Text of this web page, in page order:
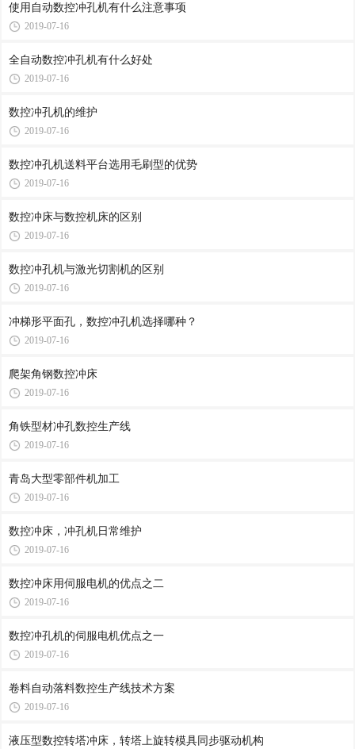
使用自动数控冲孔机有什么注意事项
2019-07-16
全自动数控冲孔机有什么好处
2019-07-16
数控冲孔机的维护
2019-07-16
数控冲孔机送料平台选用毛刷型的优势
2019-07-16
数控冲床与数控机床的区别
2019-07-16
数控冲孔机与激光切割机的区别
2019-07-16
冲梯形平面孔，数控冲孔机选择哪种？
2019-07-16
爬架角钢数控冲床
2019-07-16
角铁型材冲孔数控生产线
2019-07-16
青岛大型零部件机加工
2019-07-16
数控冲床，冲孔机日常维护
2019-07-16
数控冲床用伺服电机的优点之二
2019-07-16
数控冲孔机的伺服电机优点之一
2019-07-16
卷料自动落料数控生产线技术方案
2019-07-16
液压型数控转塔冲床，转塔上旋转模具同步驱动机构